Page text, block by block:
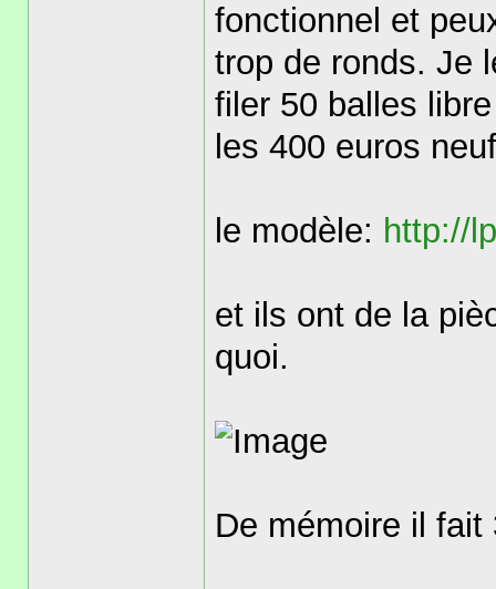
fonctionnel et
trop de ronds. Je
filer 50 balles
les 400 euros
le modèle: http://
et ils ont de la
quoi.
De mémoire il fait